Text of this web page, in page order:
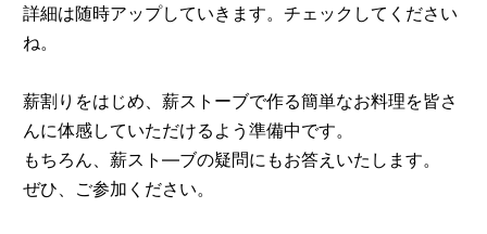
詳細は随時アップしていきます。チェックしてください
ね。
薪割りをはじめ、薪ストーブで作る簡単なお料理を皆さ
んに体感していただけるよう準備中です。
もちろん、薪スト―ブの疑問にもお答えいたします。
ぜひ、ご参加ください。